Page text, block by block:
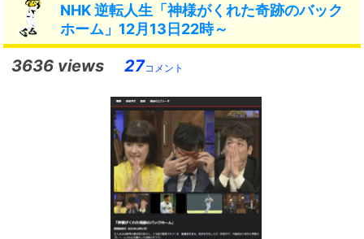
NHK 逆転人生「神様がくれた奇跡のバック
ホーム」12月13日22時～
3636 views 27コメント